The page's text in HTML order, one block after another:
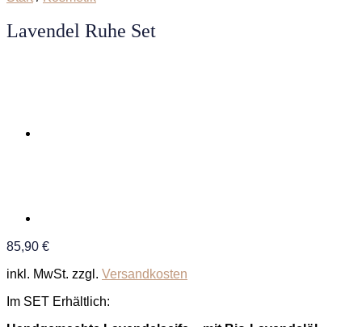
Lavendel Ruhe Set
85,90 €
inkl. MwSt. zzgl. Versandkosten
Im SET Erhältlich: